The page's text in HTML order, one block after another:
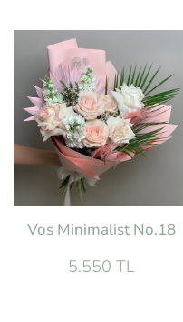
Vos Minimalist No.18
5.550 TL